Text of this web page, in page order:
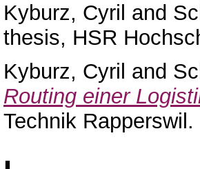
Kyburz, Cyril and
thesis, HSR
Kyburz, Cyril and
Routing einer
Technik Rapperswil.